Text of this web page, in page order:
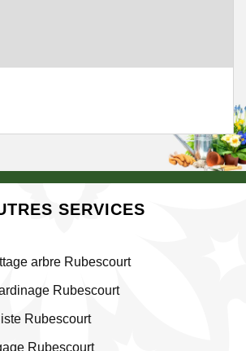
SERVICES
arbre Rubescourt
Rubescourt
Rubescourt
Rubescourt